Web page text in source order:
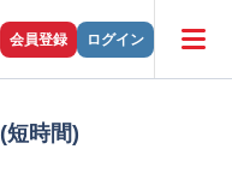
会員登録 ログイン
短時間)